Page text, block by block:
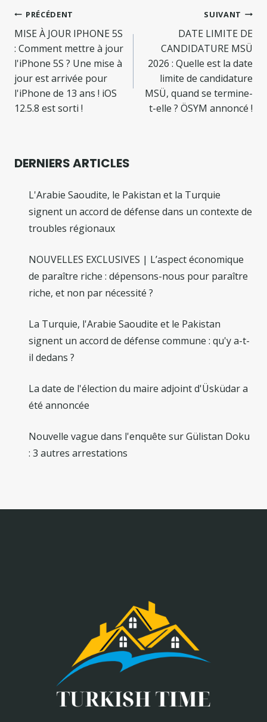
Navigation
de
l’article
PRÉCÉDENT
MISE À JOUR IPHONE 5S
: Comment mettre à jour
l'iPhone 5S ? Une mise à
jour est arrivée pour
l'iPhone de 13 ans ! iOS
12.5.8 est sorti !
SUIVANT
DATE LIMITE DE
CANDIDATURE MSÜ
2026 : Quelle est la date
limite de candidature
MSÜ, quand se termine-
t-elle ? ÖSYM annoncé !
DERNIERS ARTICLES
L'Arabie Saoudite, le Pakistan et la Turquie
signent un accord de défense dans un contexte de
troubles régionaux
NOUVELLES EXCLUSIVES | L’aspect économique
de paraître riche : dépensons-nous pour paraître
riche, et non par nécessité ?
La Turquie, l'Arabie Saoudite et le Pakistan
signent un accord de défense commune : qu'y a-t-
il dedans ?
La date de l'élection du maire adjoint d'Üsküdar a
été annoncée
Nouvelle vague dans l'enquête sur Gülistan Doku
: 3 autres arrestations